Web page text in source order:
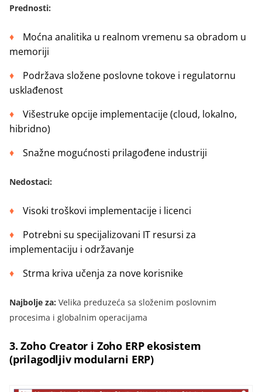
Prednosti:
Moćna analitika u realnom vremenu sa obradom u
memoriji
Podržava složene poslovne tokove i regulatornu
usklađenost
Višestruke opcije implementacije (cloud, lokalno,
hibridno)
Snažne mogućnosti prilagođene industriji
Nedostaci:
Visoki troškovi implementacije i licenci
Potrebni su specijalizovani IT resursi za
implementaciju i održavanje
Strma kriva učenja za nove korisnike
Najbolje za: Velika preduzeća sa složenim poslovnim
procesima i globalnim operacijama
3.Zoho Creator i Zoho ERP ekosistem
(prilagodljiv modularni ERP)